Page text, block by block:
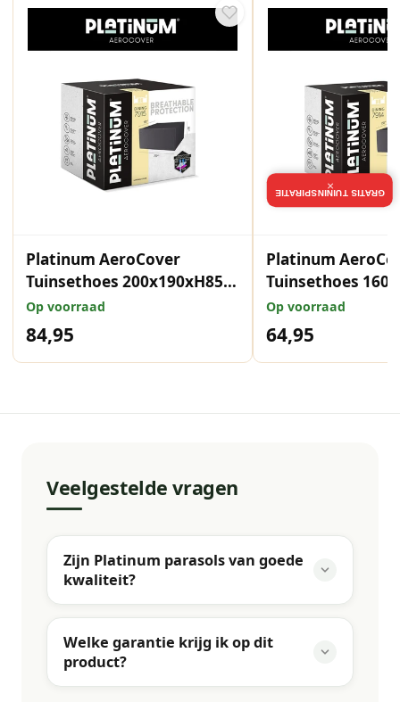
Platinum AeroCover
Tuinsethoes 200x190xH85
cm
Op voorraad
84,95
Platinum
Tuinsethoes
cm
Op voorraad
64,95
Veelgestelde vragen
Zijn Platinum parasols van goede
kwaliteit?
Welke garantie krijg ik op dit
product?
GRATIS TUININSPIRATIE
×